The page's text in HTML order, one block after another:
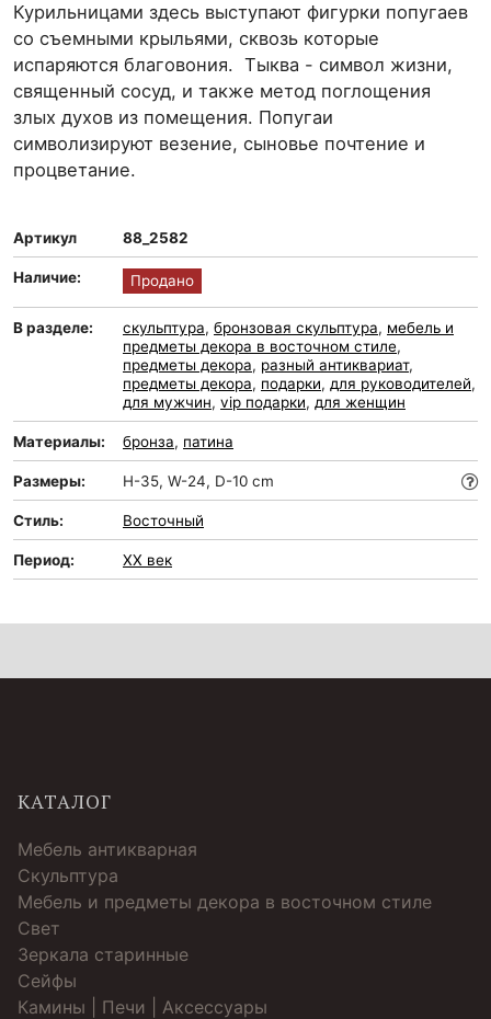
Курильницами здесь выступают фигурки попугаев
со съемными крыльями, сквозь которые
испаряются благовония. Тыква - символ жизни,
священный сосуд, и также метод поглощения
злых духов из помещения. Попугаи
символизируют везение, сыновье почтение и
процветание.
Артикул 88_2582
Наличие: Продано
В разделе: скульптура, бронзовая скульптура, мебель и
предметы декора в восточном стиле,
предметы декора, разный антиквариат,
предметы декора, подарки, для руководителей,
для мужчин, vip подарки, для женщин
Материалы: бронза, патина
Размеры: H-35, W-24, D-10 cm
Стиль: Восточный
Период: XX век
КАТАЛОГ
Мебель антикварная
Скульптура
Мебель и предметы декора в восточном стиле
Свет
Зеркала старинные
Cейфы
Камины | Печи | Аксессуары